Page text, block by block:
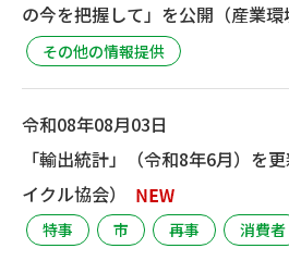
の今を把握して」を公開（産業環
その他の情報提供
令和08年08月03日
「輸出統計」（令和8年6月）を
イクル協会）
特事 市 再事 消費者